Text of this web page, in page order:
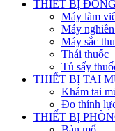
THIẾT BỊ
Máy làm
Máy
Máy sắc
Thái thuốc
Tủ sấy
THIẾT BỊ TAI
Khám tai
Đo thính
THIẾT BỊ